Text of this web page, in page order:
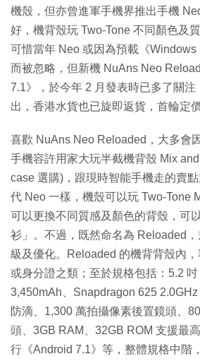
機殼，但亦曾進軍手機界推出手機
好，機背殼玩 Two-Tone 不同顏色及
可惜當年 Neo 或因為預載《
而被忽略，但新機 NuAns Neo
7.1》，於今年 2 月發表時已多了關注
出，香港水貨也已旋即返貨，首輪定
喜歡 NuAns Neo Reloaded，大多會
手機容許用家大玩半截機背殼 Mix
case 選購)，跟現時智能手機走的賣
代 Neo 一樣，機殼可以玩 Two-Tone
可以更換不同質感及顏色的背殼，可
衫」。不過，既然命名為 Reloaded
級及優化。Reloaded 的機背背殼內
或身分證之類；至於規格包括：5.2
3,450mAh、Snapdragon 625
防滴、1,300 萬拍攝像素後置鏡頭、
頭、3GB RAM、32GB ROM 支援最
行《Android 7.1》等，整體規格中階